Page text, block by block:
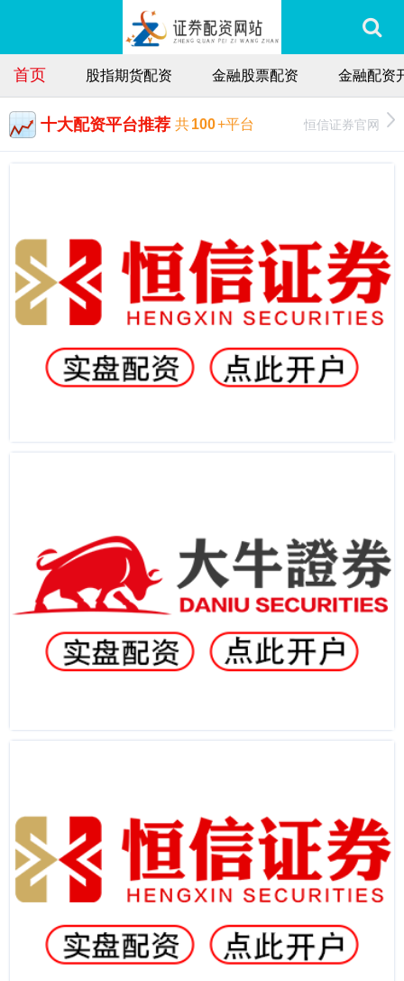
首页 股指期货配资 金融股票配资 金融配资
十大配资平台推荐 共100+平台 恒信证券官网